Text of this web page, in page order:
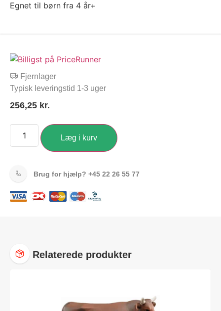
Egnet til børn fra 4 år+
Fjernlager
Typisk leveringstid 1-3 uger
256,25 kr.
Læg i kurv
Brug for hjælp? +45 22 26 55 77
Relaterede produkter